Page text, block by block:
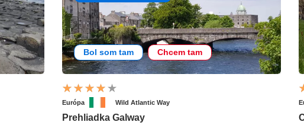
Bol som tam Chcem tam
Európa Wild Atlantic Way
Prehliadka Galway